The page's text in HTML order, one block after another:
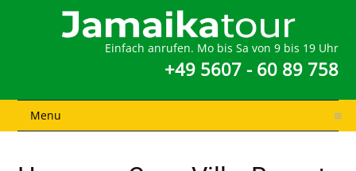
Einfach anrufen. Mo bis Sa von 9 bis 19 Uhr
+49 5607 - 60 89 758
Menu